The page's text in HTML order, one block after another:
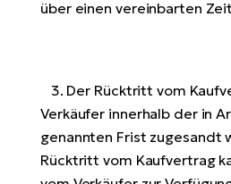
über einen vereinbarten
3. Der Rücktritt vom
Verkäufer innerhalb der in
genannten Frist zugesandt
Rücktritt vom Kaufvertrag